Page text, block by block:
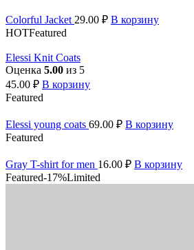
Colorful Jacket29.00 ₽ В корзину
HOTFeatured
Elessi Knit Coats
Оценка 5.00 из 5
45.00 ₽ В корзину
Featured
Elessi young coats 69.00 ₽ В корзину
Featured
Gray T-shirt for men 16.00 ₽ В корзину
Featured-17%Limited